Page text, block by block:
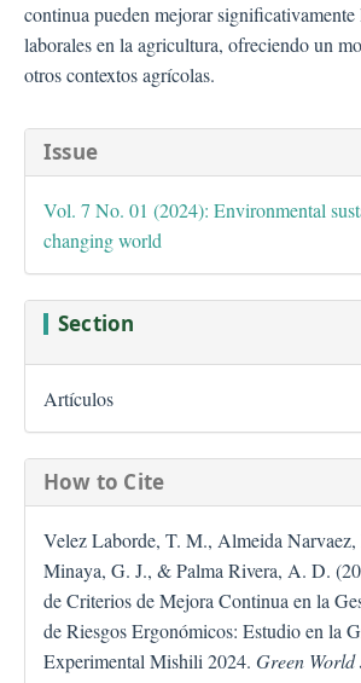
continua pueden mejorar significativamente
laborales en la agricultura, ofreciendo un
otros contextos agrícolas.
Issue
Vol. 7 No. 01 (2024): Environmental
changing world
Section
Artículos
How to Cite
Velez Laborde, T. M., Almeida Narvaez,
Minaya, G. J., & Palma Rivera, A. D.
de Criterios de Mejora Continua en la
de Riesgos Ergonómicos: Estudio en la
Experimental Mishili 2024. Green